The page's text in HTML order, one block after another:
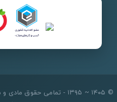
© ۱۴۰۵ ~ ۱۳۹۵ - تمامی حقوق مادی و معنوی برای فروشگاه اینترنتی